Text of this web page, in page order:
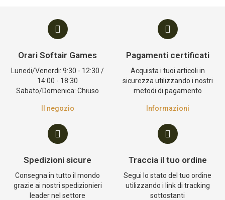
Orari Softair Games
Lunedi/Venerdi: 9:30 - 12:30 /
14:00 - 18:30
Sabato/Domenica: Chiuso
Il negozio
Pagamenti certificati
Acquista i tuoi articoli in
sicurezza utilizzando i nostri
metodi di pagamento
Informazioni
Spedizioni sicure
Consegna in tutto il mondo
grazie ai nostri spedizionieri
leader nel settore
Traccia il tuo ordine
Segui lo stato del tuo ordine
utilizzando i link di tracking
sottostanti